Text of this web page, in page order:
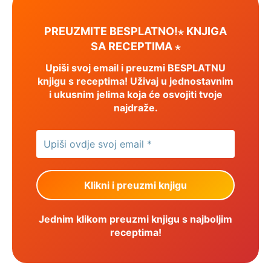
PREUZMITE BESPLATNO!⋆ KNJIGA
SA RECEPTIMA ⋆
Upiši svoj email i preuzmi BESPLATNU
knjigu s receptima! Uživaj u jednostavnim
i ukusnim jelima koja će osvojiti tvoje
najdraže.
Jednim klikom preuzmi knjigu s najboljim
receptima!